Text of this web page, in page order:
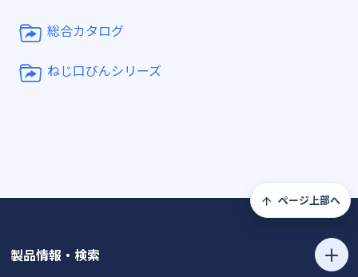
総合カタログ
ねじ口びんシリーズ
ページ上部へ
製品情報・検索